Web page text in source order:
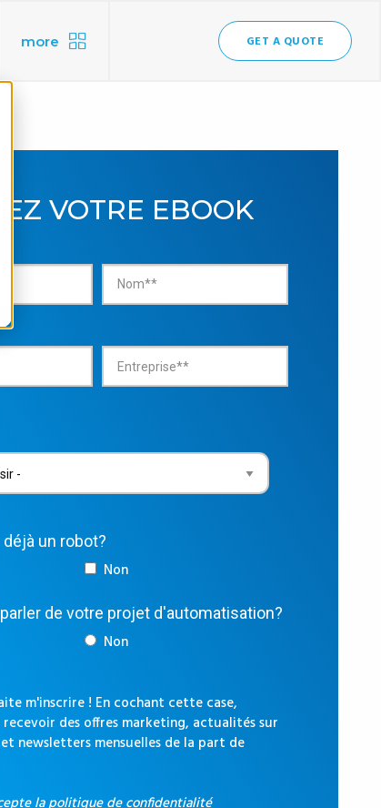
more GET A QUOTE
VOTRE EBOOK
un robot?
Non
de votre projet d'automatisation?
Non
m'inscrire ! En cochant cette case,
des offres marketing, actualités sur
newsletters mensuelles de la part de